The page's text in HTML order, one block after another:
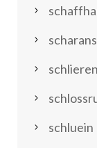
scharans
schlieren
schluein